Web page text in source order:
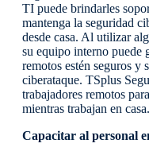
TI puede brindarles
mantenga la seguridad
desde casa. Al utilizar
su equipo interno puede
remotos estén seguros y
ciberataque. TSplus
trabajadores remotos
mientras trabajan en casa.
Capacitar al personal